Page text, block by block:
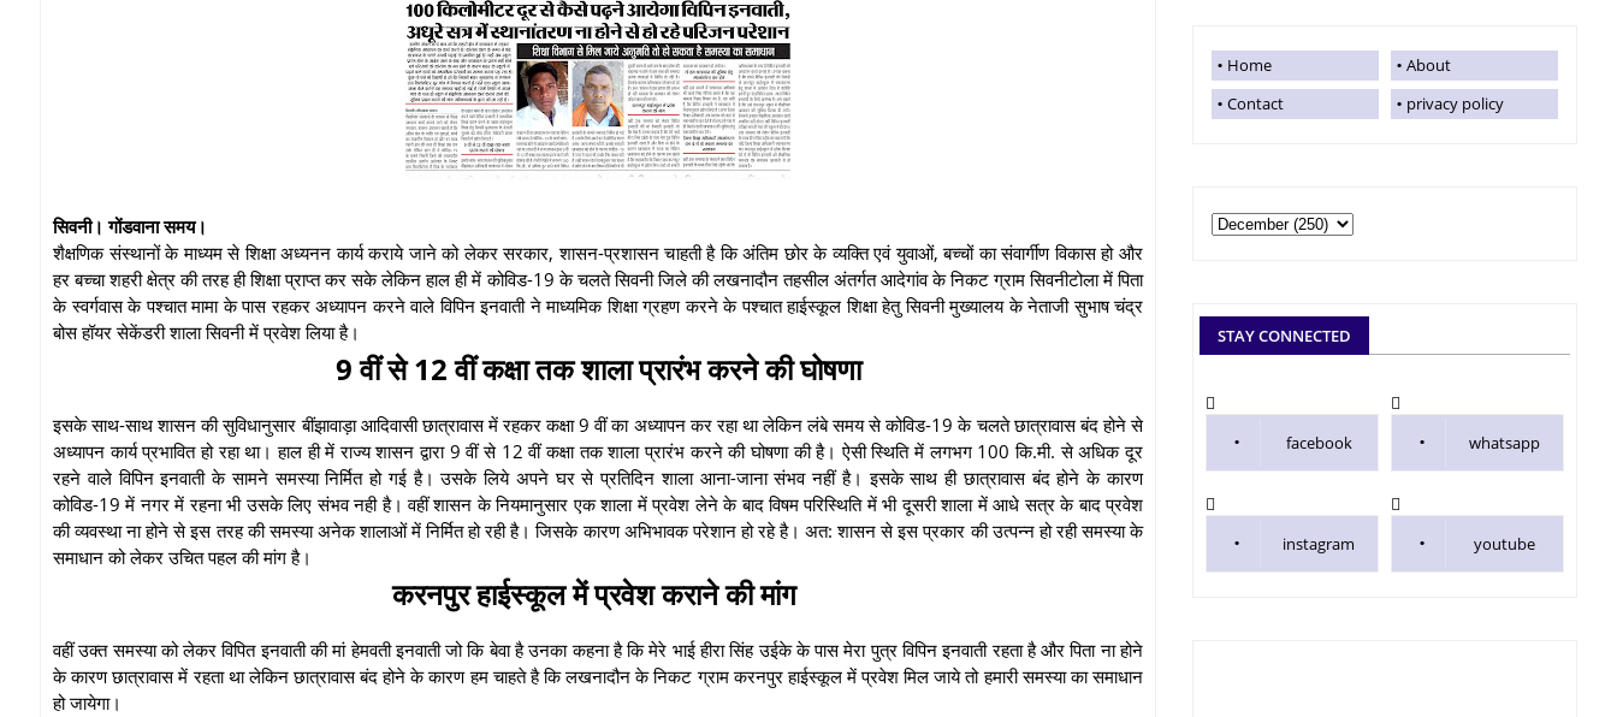
सिवनी। गोंडवाना समय।
शैक्षणिक संस्थानों के माध्यम से शिक्षा अध्यनन कार्य कराये जाने को लेकर सरकार, शासन-प्रशासन चाहती है कि अंतिम छोर के व्यक्ति एवं युवाओं, बच्चों का संवार्गीण विकास हो और
हर बच्चा शहरी क्षेत्र की तरह ही शिक्षा प्राप्त कर सके लेकिन हाल ही में कोविड-19 के चलते सिवनी जिले की लखनादौन तहसील अंतर्गत आदेगांव के निकट ग्राम सिवनीटोला में पिता
के स्वर्गवास के पश्चात मामा के पास रहकर अध्यापन करने वाले विपिन इनवाती ने माध्यमिक शिक्षा ग्रहण करने के पश्चात हाईस्कूल शिक्षा हेतु सिवनी मुख्यालय के नेताजी सुभाष चंद्र
बोस हॉयर सेकेंडरी शाला सिवनी में प्रवेश लिया है।
9 वीं से 12 वीं कक्षा तक शाला प्रारंभ करने की घोषणा
इसके साथ-साथ शासन की सुविधानुसार बींझावाड़ा आदिवासी छात्रावास में रहकर कक्षा 9 वीं का अध्यापन कर रहा था लेकिन लंबे समय से कोविड-19 के चलते छात्रावास बंद होने से
अध्यापन कार्य प्रभावित हो रहा था। हाल ही में राज्य शासन द्वारा 9 वीं से 12 वीं कक्षा तक शाला प्रारंभ करने की घोषणा की है। ऐसी स्थिति में लगभग 100 कि.मी. से अधिक दूर
रहने वाले विपिन इनवाती के सामने समस्या निर्मित हो गई है। उसके लिये अपने घर से प्रतिदिन शाला आना-जाना संभव नहीं है। इसके साथ ही छात्रावास बंद होने के कारण
कोविड-19 में नगर में रहना भी उसके लिए संभव नही है। वहीं शासन के नियमानुसार एक शाला में प्रवेश लेने के बाद विषम परिस्थिति में भी दूसरी शाला में आधे सत्र के बाद प्रवेश
की व्यवस्था ना होने से इस तरह की समस्या अनेक शालाओं में निर्मित हो रही है। जिसके कारण अभिभावक परेशान हो रहे है। अत: शासन से इस प्रकार की उत्पन्न हो रही समस्या के
समाधान को लेकर उचित पहल की मांग है।
करनपुर हाईस्कूल में प्रवेश कराने की मांग
वहीं उक्त समस्या को लेकर विपित इनवाती की मां हेमवती इनवाती जो कि बेवा है उनका कहना है कि मेरे भाई हीरा सिंह उईके के पास मेरा पुत्र विपिन इनवाती रहता है और पिता ना होने
के कारण छात्रावास में रहता था लेकिन छात्रावास बंद होने के कारण हम चाहते है कि लखनादौन के निकट ग्राम करनपुर हाईस्कूल में प्रवेश मिल जाये तो हमारी समस्या का समाधान
हो जायेगा।
Home
About
Contact
privacy policy
STAY CONNECTED
facebook whatsapp
instagram youtube